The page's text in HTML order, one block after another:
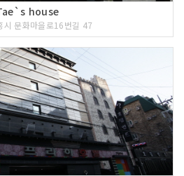
house
시 문화마을로16번길 47